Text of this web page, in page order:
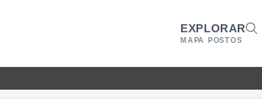
EXPLORAR
MAPA POSTOS